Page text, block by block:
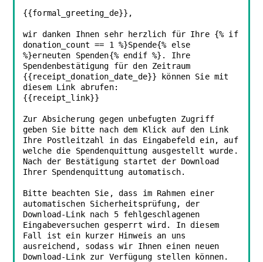
{{formal_greeting_de}},
wir danken Ihnen sehr herzlich für Ihre {% if
donation_count == 1 %}Spende{% else
%}erneuten Spenden{% endif %}. Ihre
Spendenbestätigung für den Zeitraum
{{receipt_donation_date_de}} können Sie mit
diesem Link abrufen:
{{receipt_link}}
Zur Absicherung gegen unbefugten Zugriff
geben Sie bitte nach dem Klick auf den Link
Ihre Postleitzahl in das Eingabefeld ein, auf
welche die Spendenquittung ausgestellt wurde.
Nach der Bestätigung startet der Download
Ihrer Spendenquittung automatisch.
Bitte beachten Sie, dass im Rahmen einer
automatischen Sicherheitsprüfung, der
Download-Link nach 5 fehlgeschlagenen
Eingabeversuchen gesperrt wird. In diesem
Fall ist ein kurzer Hinweis an uns
ausreichend, sodass wir Ihnen einen neuen
Download-Link zur Verfügung stellen können.